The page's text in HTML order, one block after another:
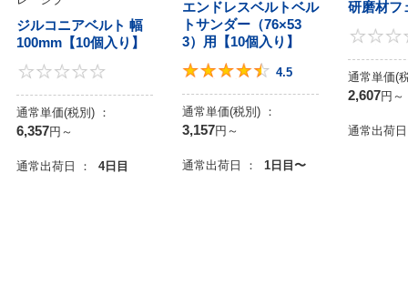
0
ジルコニアベルト 幅
100mm【10個入り】
0
通常単価(税別) ：
6,357円 ～
通常出荷日 ： 4日目
エンドレスベルトベル
トサンダー（76×53
3）用【10個入り】
4.5
4.5
通常単価(税別) ：
3,157円 ～
通常出荷日 ： 1日目〜
研磨材フ
通常単価(
2,607円 ～
通常出荷